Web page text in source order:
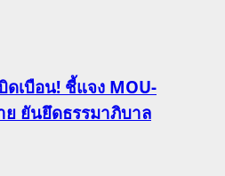
ดเบือน! ชี้แจง MOU-
ยันยึดธรรมาภิบาล